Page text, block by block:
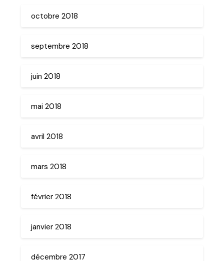
octobre 2018
septembre 2018
juin 2018
mai 2018
avril 2018
mars 2018
février 2018
janvier 2018
décembre 2017